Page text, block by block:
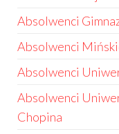
Absolwenci
Absolwenci
Absolwenci
Absolwenci
Chopina